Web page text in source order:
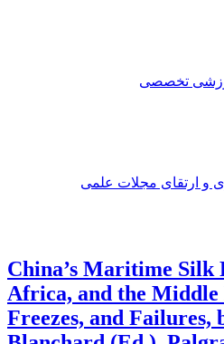
تخصصی
و ارتقای مجلات علمی
China’s Maritime Silk
Africa, and the Middle
Freezes, and Failures,